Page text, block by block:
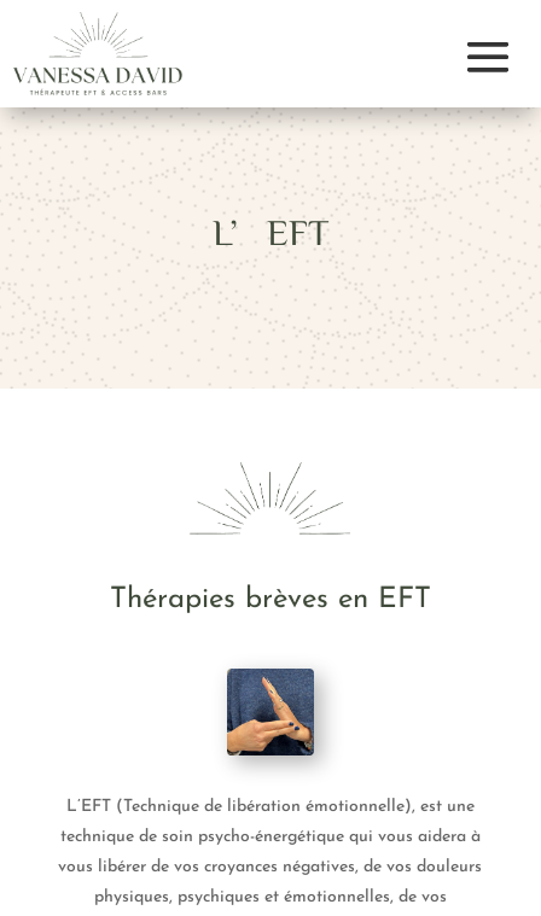
L’EFT
Thérapies brèves en EFT
L’EFT (Technique de libération émotionnelle), est une
technique de soin psycho-énergétique qui vous aidera à
vous libérer de vos croyances négatives, de vos douleurs
physiques, psychiques et émotionnelles, de vos